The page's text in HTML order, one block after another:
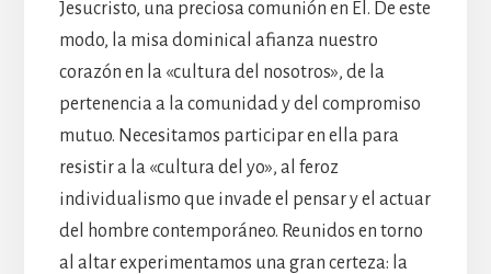
Jesucristo, una preciosa comunión en Él. De este
modo, la misa dominical afianza nuestro
corazón en la «cultura del nosotros», de la
pertenencia a la comunidad y del compromiso
mutuo. Necesitamos participar en ella para
resistir a la «cultura del yo», al feroz
individualismo que invade el pensar y el actuar
del hombre contemporáneo. Reunidos en torno
al altar experimentamos una gran certeza: la